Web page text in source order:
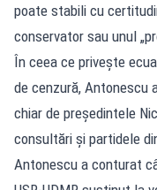
poate stabili cu
conservator sau unul
În ceea ce privește
de cenzură,
chiar de președintele
consultări și partidele
Antonescu a conturat